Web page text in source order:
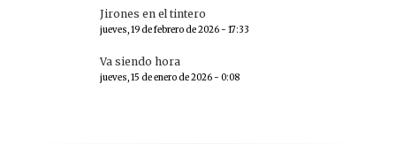
Jirones en el tintero
jueves, 19 de febrero de 2026 - 17:33
Va siendo hora
jueves, 15 de enero de 2026 - 0:08